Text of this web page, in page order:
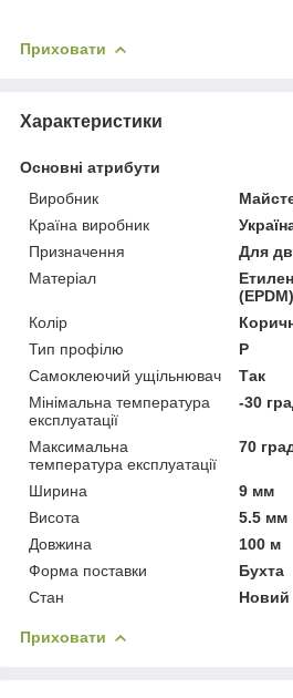
Приховати
Характеристики
Основні атрибути
Виробник
Країна виробник
Призначення
Для
Матеріал
(EPDM)
Колір
Тип профілю
P
Самоклеючий ущільнювач
Так
Мінімальна температура
експлуатації
-30
Максимальна
температура експлуатації
70
Ширина
9 мм
Висота
5.5 мм
Довжина
100 м
Форма поставки
Бухта
Стан
Новий
Приховати